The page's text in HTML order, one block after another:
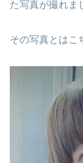
た写真が撮れま
その写真とはこ